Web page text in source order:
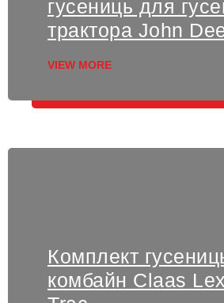
гусениць для
трактора John
VIEW MORE
Комплект
комбайн Claas